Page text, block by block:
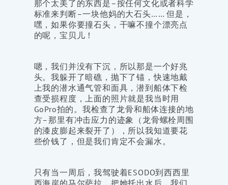
那个太美了的东西是–按任何文化或者科学
标准来判断–一块他妈的大石头…… 但是，
嘿，如果你要撞石头，干嘛不撞个漂亮点
的呢，宝贝儿！
嗯，我们并没有下沉，所以那是一个好兆
头。我躲开了暗礁，抛下了锚，快速地戴
上我的潜水通气管和面具，潜到船体下检
查受损程度，上面的照片就是我当时用
GoPro拍的。我检查了龙骨和船体连接的地
方–那里有冲击应力的迹象（龙骨螺栓周围
的漆皮膨起来裂开了），所以我知道要花
些价钱了，但是我们肯定不会漏水。
只有当一周后，我驾驶着ESODO到西西里